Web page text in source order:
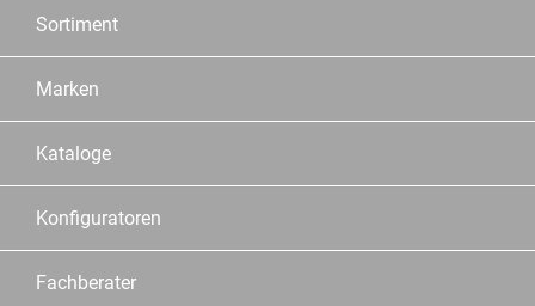
Sortiment
Marken
Kataloge
Konfiguratoren
Fachberater